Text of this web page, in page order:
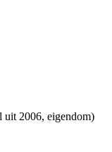
uit 2006, eigendom)